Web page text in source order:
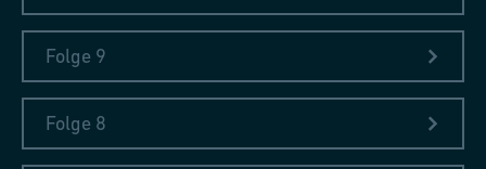
Norwegischer Dorsch
In Norwegen gab es damals diese gefährlichen Dorsche. Je
Folge 9
Folge 8